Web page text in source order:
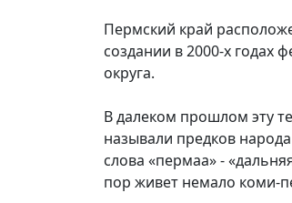
Пермский край
создании в 2000-х годах
округа.
В далеком прошлом эту
называли предков
слова «пермаа» -
пор живет немало коми-